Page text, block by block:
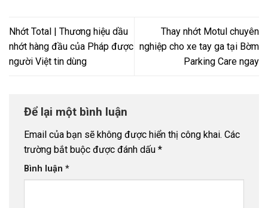
Nhớt Total | Thương hiệu dầu
nhớt hàng đầu của Pháp được
người Việt tin dùng
Thay nhớt Motul chuyên
nghiệp cho xe tay ga tại Bờm
Parking Care ngay
Để lại một bình luận
Email của bạn sẽ không được hiển thị công khai. Các
trường bắt buộc được đánh dấu *
Bình luận *